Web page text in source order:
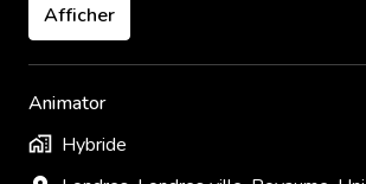
Afficher
Animator
Hybride